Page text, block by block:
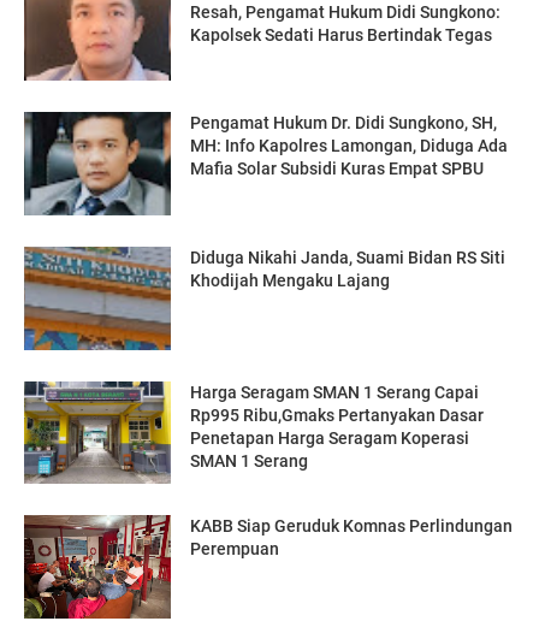
Resah, Pengamat Hukum Didi Sungkono:
Kapolsek Sedati Harus Bertindak Tegas
Pengamat Hukum Dr. Didi Sungkono, SH,
MH: Info Kapolres Lamongan, Diduga Ada
Mafia Solar Subsidi Kuras Empat SPBU
Diduga Nikahi Janda, Suami Bidan RS Siti
Khodijah Mengaku Lajang
Harga Seragam SMAN 1 Serang Capai
Rp995 Ribu,Gmaks Pertanyakan Dasar
Penetapan Harga Seragam Koperasi
SMAN 1 Serang
‎KABB Siap Geruduk Komnas Perlindungan
Perempuan